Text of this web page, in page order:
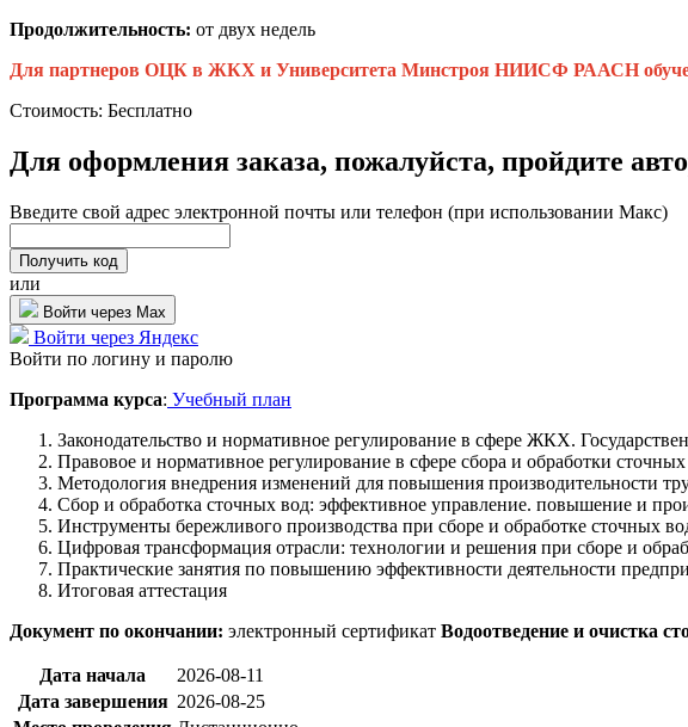
Продолжительность: от двух недель
Для партнеров ОЦК в ЖКХ и Университета Минстроя НИИСФ РААСН
Стоимость: Бесплатно
Для оформления заказа, пожалуйста, пройдите
Введите свой адрес электронной почты или телефон (при использовании Макс)
или
Войти через Max
Войти через Яндекс
Войти по логину и паролю
Программа курса: Учебный план
Законодательство и нормативное регулирование в сфере ЖКХ.
Правовое и нормативное регулирование в сфере сбора и обработки
Методология внедрения изменений для повышения производительности
Сбор и обработка сточных вод: эффективное управление. повышение и
Инструменты бережливого производства при сборе и обработке сточных
Цифровая трансформация отрасли: технологии и решения при сборе и
Практические занятия по повышению эффективности деятельности
Итоговая аттестация
Документ по окончании: электронный сертификат Водоотведение и очистка
Дата начала
2026-08-11
Дата завершения 2026-08-25